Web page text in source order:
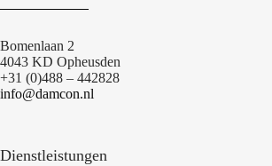
Bomenlaan 2
4043 KD Opheusden
+31 (0)488 – 442828
info@damcon.nl
Dienstleistungen